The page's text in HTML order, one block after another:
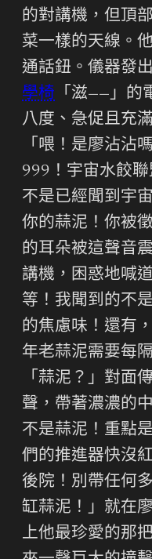
的對講機，但頂
菜一樣的天線。
通話鈕。儀器發出
學椅 「滋——」的
八度、急促且充
「喂！是廖沾沾
999！宇宙水餃
不是已經聞到宇
你的蒜泥！你被
的耳朵被這聲音
講機，困惑地喊
等！我聞到的不
的焦慮味！還有
年老蒜泥需要每
「蒜泥？」對面
聲，帶著濃濃的
不是蒜泥！重點
們的推進器快沒
後院！別帶任何
缸蒜泥！」就在
上他最珍愛的那